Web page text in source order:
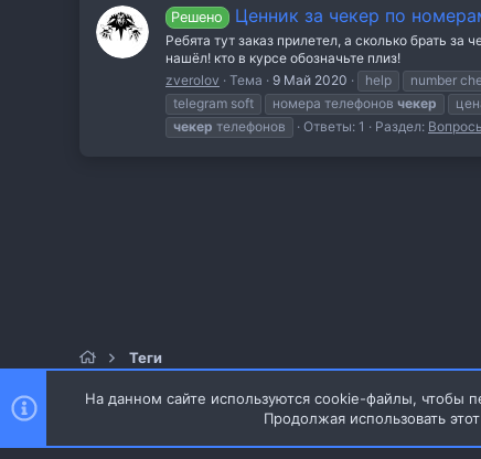
Решено Ценник за чекер по
Ребята тут заказ прилетел, а сколько брать
нашёл! кто в курсе обозначьте плиз!
zverolov
Тема 9 Май 2020 help number
telegram soft
номера телефонов чекер
чекер телефонов Ответы: 1 Раздел:
Теги
Style and add-ons by ThemeHouse
Перевод от Jumuro ®
На данном сайте используются cookie-файлы, чтобы
Продолжая использовать